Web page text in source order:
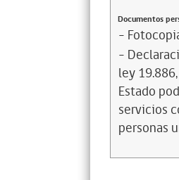
Documentos
-
-
ley
Estado
servicios
personas